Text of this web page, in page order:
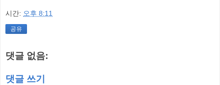
시간: 오후 8:11
공유
댓글 없음:
댓글 쓰기